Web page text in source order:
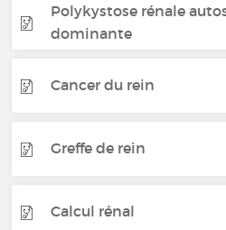
Polykystose rénale
dominante
Cancer du rein
Greffe de rein
Calcul rénal